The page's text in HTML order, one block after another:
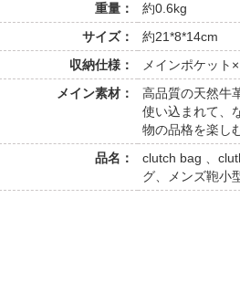
重量：
約0.6kg
サイズ：
約21*8*14cm
収納仕様：
メインポケット
メイン素材：
高品質の天然牛
使い込まれて、
物の品格を楽し
品名：
clutch bag 、
グ、メンズ鞄小